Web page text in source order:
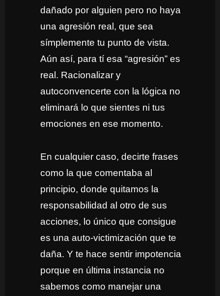
dañado por alguien pero no haya
una agresión real, que sea
símplemente tu punto de vista.
Aún así, para tí esa “agresión” es
real. Racionalizar y
autoconvencerte con la lógica no
eliminará lo que sientes ni tus
emociones en ese momento.
En cualquier caso, decirte frases
como la que comentaba al
principio, donde quitamos la
responsabilidad al otro de sus
acciones, lo único que consigue
es una auto-victimización que te
daña. Y te hace sentir impotencia
porque en última instancia no
sabemos como manejar una